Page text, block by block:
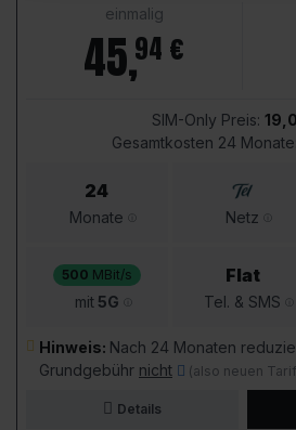
einmalig
45,94 €
SIM-Only Preis:
Gesamtkosten 24 Monate:
24
Monate Netz
500 MBit/s
mit5G
Flat
Tel. & SMS
Hinweis: Nach 24 Monaten
Grundgebühr nicht (also neuen
Details